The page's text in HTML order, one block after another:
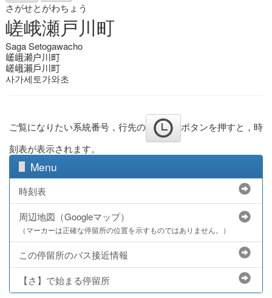
さがせとがわちょう
嵯峨瀬戸川町
Saga Setogawacho
嵯峨濑户川町
嵯峨瀨戶川町
사가세토가와초
ご覧になりたい系統番号，行先の
ボタンを押すと，時
刻表が表示されます。
Menu
時刻表
周辺地図（Googleマップ）
（マーカーは正確な停留所の位置を示すものではありません。）
この停留所のバス接近情報
【さ】で始まる停留所